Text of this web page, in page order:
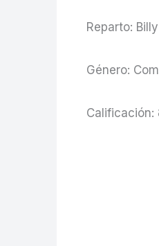
Reparto:
Género:
Calificación: